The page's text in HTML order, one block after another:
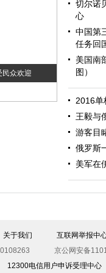
民众欢迎
切尔诺
心
中国第
任务回
美国南
图）
2016单
王毅与
游客目
俄罗斯
美军在
关于我们 互联网举报中
京公网安备
12300电信用户申诉受理中心